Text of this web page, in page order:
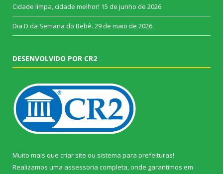
Cidade limpa, cidade melhor! 15 de junho de 2026
Dia D da Semana do Bebê. 29 de maio de 2026
DESENVOLVIDO POR CR2
Muito mais que criar site ou sistema para prefeituras!
Realizamos uma assessoria completa, onde garantimos em